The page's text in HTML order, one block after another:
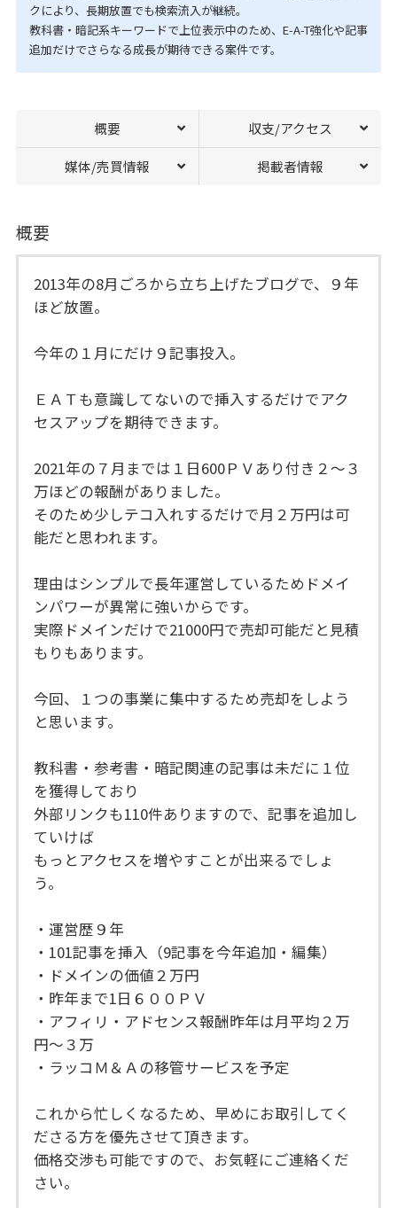
クにより、長期放置でも検索流入が継続。
教科書・暗記系キーワードで上位表示中のため、E-A-T強化や記事
追加だけでさらなる成長が期待できる案件です。
概要 収支/アクセス
媒体/売買情報 掲載者情報
概要
2013年の8月ごろから立ち上げたブログで、９年
ほど放置。
今年の１月にだけ９記事投入。
ＥＡＴも意識してないので挿入するだけでアク
セスアップを期待できます。
2021年の７月までは１日600ＰＶあり付き２～３
万ほどの報酬がありました。
そのため少しテコ入れするだけで月２万円は可
能だと思われます。
理由はシンプルで長年運営しているためドメイ
ンパワーが異常に強いからです。
実際ドメインだけで21000円で売却可能だと見積
もりもあります。
今回、１つの事業に集中するため売却をしよう
と思います。
教科書・参考書・暗記関連の記事は未だに１位
を獲得しており
外部リンクも110件ありますので、記事を追加し
ていけば
もっとアクセスを増やすことが出来るでしょ
う。
・運営歴９年
・101記事を挿入（9記事を今年追加・編集）
・ドメインの価値２万円
・昨年まで1日６００ＰＶ
・アフィリ・アドセンス報酬昨年は月平均２万
円～３万
・ラッコＭ＆Ａの移管サービスを予定
これから忙しくなるため、早めにお取引してく
ださる方を優先させて頂きます。
価格交渉も可能ですので、お気軽にご連絡くだ
さい。